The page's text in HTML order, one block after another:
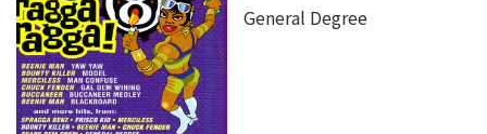
General Degree